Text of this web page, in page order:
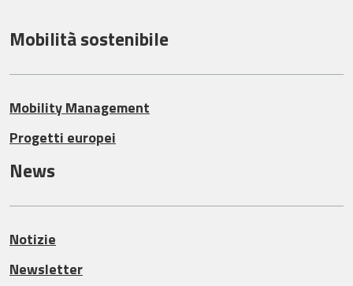
Mobilità sostenibile
Mobility Management
Progetti europei
News
Notizie
Newsletter